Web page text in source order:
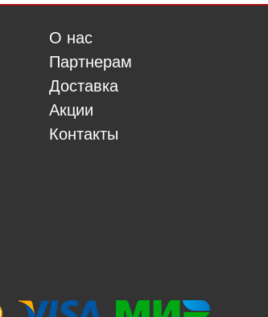
О нас
Партнерам
Доставка
Акции
Контакты